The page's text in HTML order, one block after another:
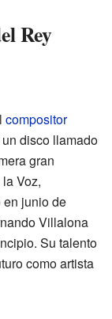
Rey
compositor
disco llamado
gran
Voz,
en junio de
Villalona
Su talento
como artista